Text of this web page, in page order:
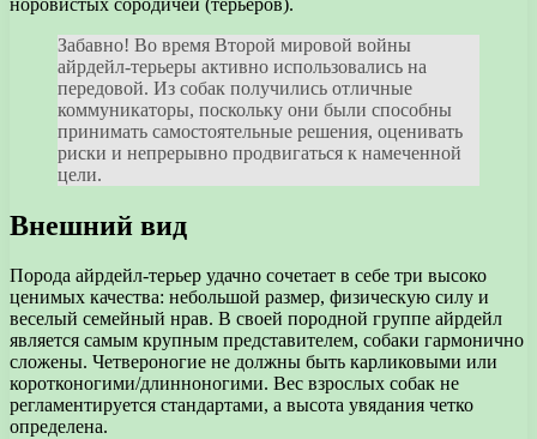
Забавно! Во время Второй мировой войны
айрдейл-терьеры активно использовались на
передовой. Из собак получились отличные
коммуникаторы, поскольку они были способны
принимать самостоятельные решения, оценивать
риски и непрерывно продвигаться к намеченной
цели.
Внешний вид
Порода айрдейл-терьер удачно сочетает в себе три высоко
ценимых качества: небольшой размер, физическую силу и
веселый семейный нрав. В своей породной группе айрдейл
является самым крупным представителем, собаки гармонично
сложены. Четвероногие не должны быть карликовыми или
коротконогими/длинноногими. Вес взрослых собак не
регламентируется стандартами, а высота увядания четко
определена.